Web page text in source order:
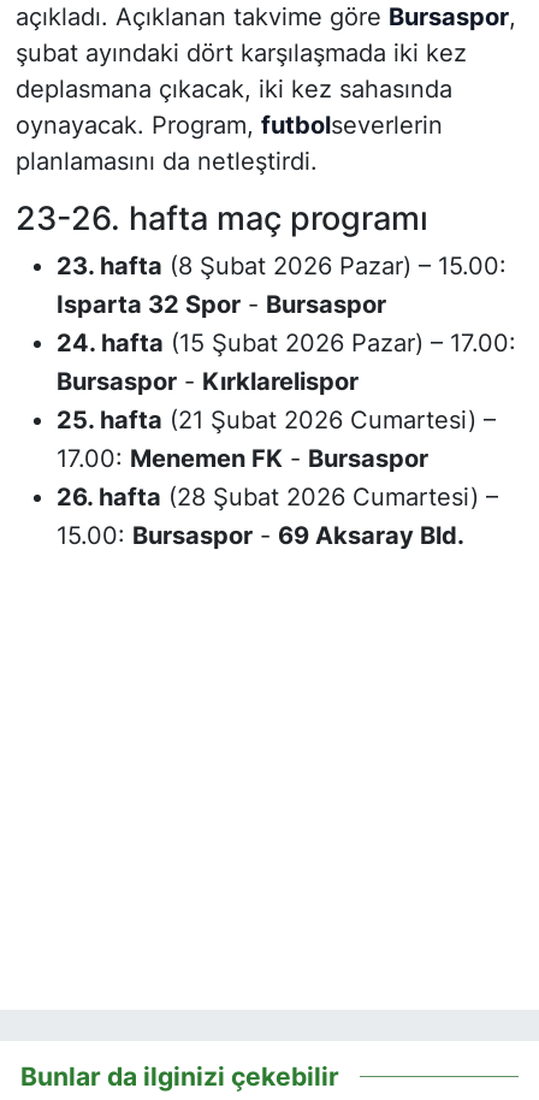
açıkladı. Açıklanan takvime göre Bursaspor,
şubat ayındaki dört karşılaşmada iki kez
deplasmana çıkacak, iki kez sahasında
oynayacak. Program, futbolseverlerin
planlamasını da netleştirdi.
23-26. hafta maç programı
23. hafta (8 Şubat 2026 Pazar) – 15.00:
Isparta 32 Spor- Bursaspor
24. hafta (15 Şubat 2026 Pazar) – 17.00:
Bursaspor- Kırklarelispor
25. hafta (21 Şubat 2026 Cumartesi) –
17.00: Menemen FK- Bursaspor
26. hafta (28 Şubat 2026 Cumartesi) –
15.00: Bursaspor- 69 Aksaray Bld.
Bunlar da ilginizi çekebilir